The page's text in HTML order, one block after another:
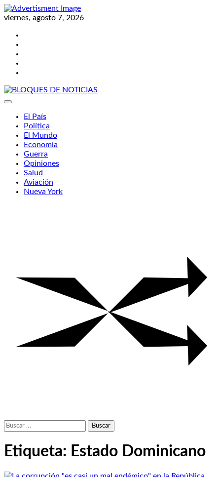
Skip
to
viernes, agosto 7, 2026
El País
Política
El Mundo
Economía
Guerra
Opiniones
Salud
Aviación
Nueva York
Buscar:
Etiqueta: Estado Dominicano